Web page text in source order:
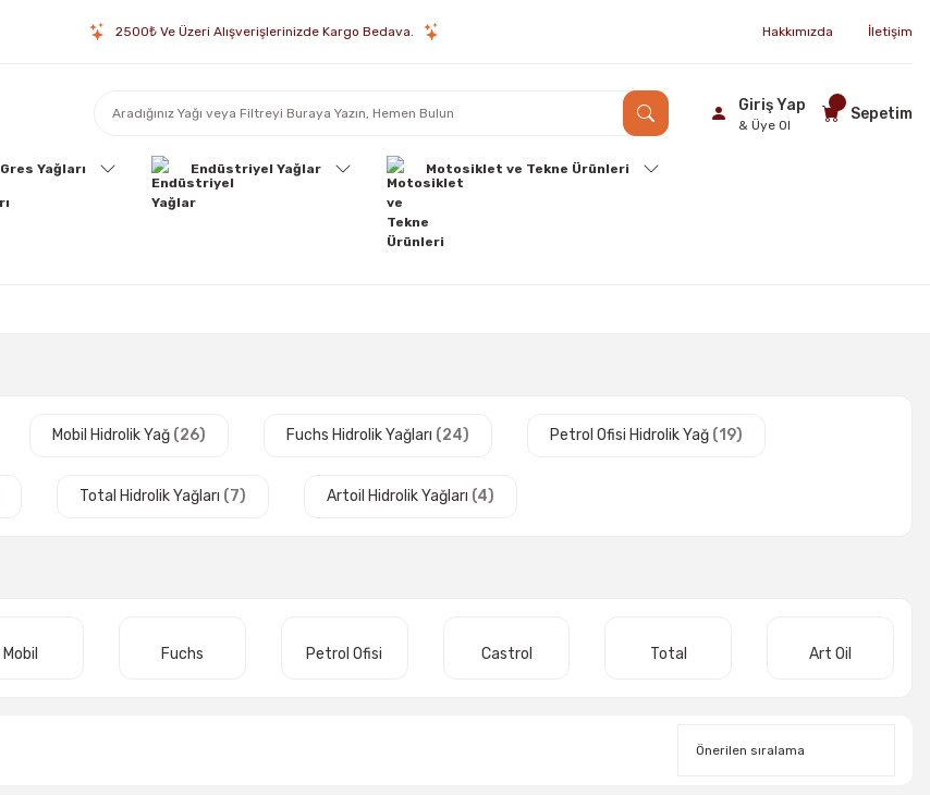
2500₺ Ve Üzeri Alışverişlerinizde Kargo Bedava. Hakkımızda İletişim
Giriş Yap
& Üye Ol
Sepetim
Gres Yağları Endüstriyel Yağlar Motosiklet ve Tekne Ürünleri
Mobil Hidrolik Yağ (26) Fuchs Hidrolik Yağları (24) Petrol Ofisi Hidrolik Yağ (19)
Total Hidrolik Yağları (7) Artoil Hidrolik Yağları (4)
Mobil Fuchs Petrol Ofisi Castrol Total Art Oil